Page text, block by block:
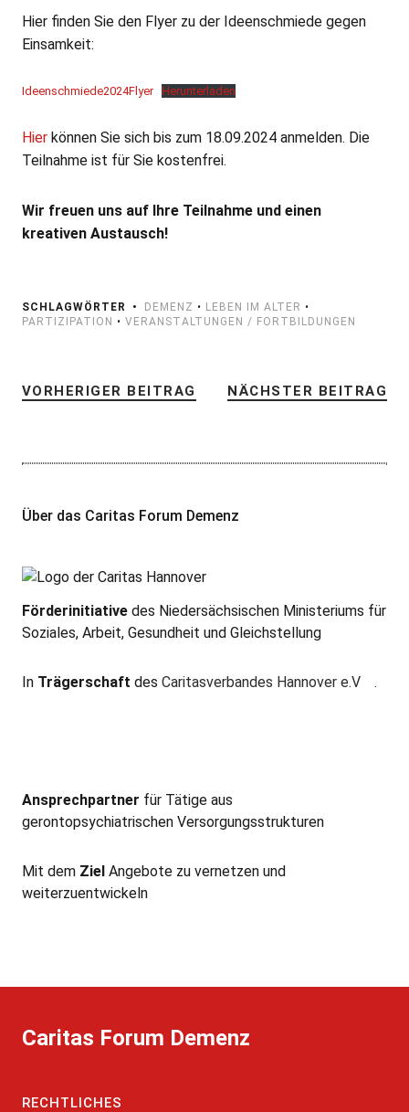
Hier finden Sie den Flyer zu der Ideenschmiede gegen
Einsamkeit:
Ideenschmiede2024Flyer Herunterladen
Hierkönnen Sie sich bis zum 18.09.2024 anmelden. Die
Teilnahme ist für Sie kostenfrei.
Wir freuen uns auf Ihre Teilnahme und einen
kreativen Austausch!
SCHLAGWÖRTER DEMENZ • LEBEN IM ALTER •
PARTIZIPATION • VERANSTALTUNGEN / FORTBILDUNGEN
VORHERIGER BEITRAG NÄCHSTER BEITRAG
Über das Caritas Forum Demenz
Förderinitiative des Niedersächsischen Ministeriums für
Soziales, Arbeit, Gesundheit und Gleichstellung
In Trägerschaft des Caritasverbandes Hannover e.V .
Ansprechpartner für Tätige aus
gerontopsychiatrischen Versorgungsstrukturen
Mit dem Ziel Angebote zu vernetzen und
weiterzuentwickeln
Caritas Forum Demenz
RECHTLICHES